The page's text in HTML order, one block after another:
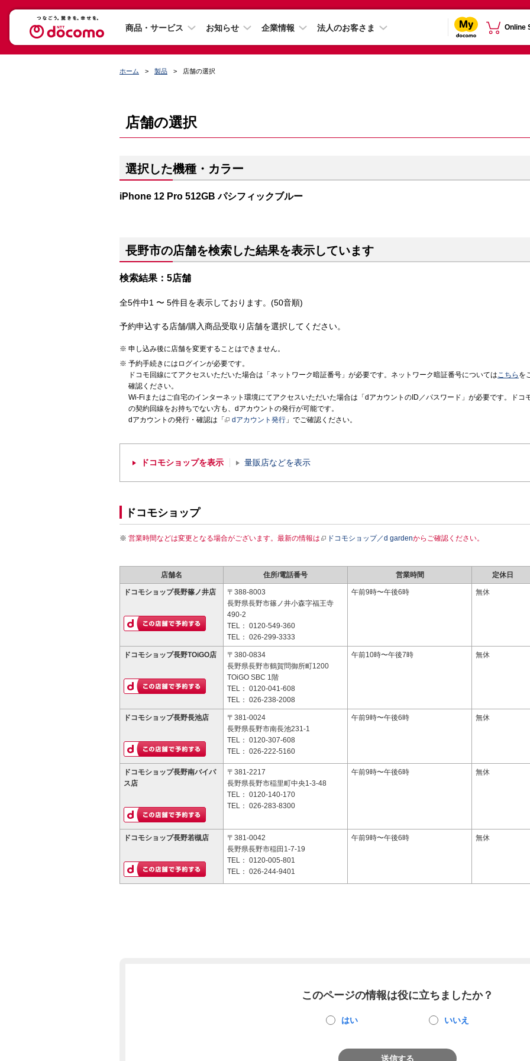
商品・サービス お知らせ 企業情報 法人のお客さま Online
ホーム 製品 店舗の選択
店舗の選択
選択した機種・カラー
iPhone 12 Pro 512GB パシフィックブルー
長野市の店舗を検索した結果を表示しています
検索結果：5店舗
全5件中1 〜 5件目を表示しております。(50音順)
予約申込する店舗/購入商品受取り店舗を選択してください。
申し込み後に店舗を変更することはできません。
予約手続きにはログインが必要です。
ドコモ回線にてアクセスいただいた場合は「ネットワーク暗証番号」が必要です。ネットワーク暗証番号についてはこちら を
確認ください。
Wi-Fiまたはご自宅のインターネット環境にてアクセスいただいた場合は「dアカウントのID／パスワード」が必要です。ドコ
の契約回線をお持ちでない方も、dアカウントの発行が可能です。
dアカウントの発行・確認は「
dアカウント発行 」でご確認ください。
ドコモショップを表示 量販店などを表示
ドコモショップ
営業時間などは変更となる場合がございます。最新の情報は ドコモショップ／d gardenからご確認ください。
店舗名 住所/電話番号 営業時間 定休日
ドコモショップ長野篠ノ井店
〒388-8003
長野県長野市篠ノ井小森字福王寺
490-2
TEL： 0120-549-360
TEL： 026-299-3333
午前9時〜午後6時 無休
ドコモショップ長野TOiGO店
〒380-0834
長野県長野市鶴賀問御所町1200
TOiGO SBC 1階
TEL： 0120-041-608
TEL： 026-238-2008
午前10時〜午後7時 無休
ドコモショップ長野長池店
〒381-0024
長野県長野市南長池231-1
TEL： 0120-307-608
TEL： 026-222-5160
午前9時〜午後6時 無休
ドコモショップ長野南バイパ
ス店
〒381-2217
長野県長野市稲里町中央1-3-48
TEL： 0120-140-170
TEL： 026-283-8300
午前9時〜午後6時 無休
ドコモショップ長野若槻店
〒381-0042
長野県長野市稲田1-7-19
TEL： 0120-005-801
TEL： 026-244-9401
午前9時〜午後6時 無休
このページの情報は役に立ちましたか？
はい いいえ
送信する